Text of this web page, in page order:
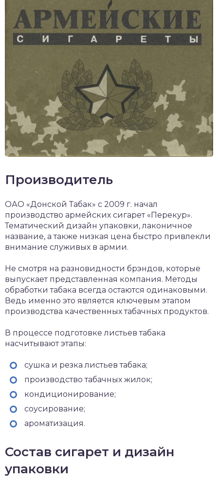
Производитель
ОАО «Донской Табак» с 2009 г. начал
производство армейских сигарет «Перекур».
Тематический дизайн упаковки, лаконичное
название, а также низкая цена быстро привлекли
внимание служивых в армии.
Не смотря на разновидности брэндов, которые
выпускает представленная компания. Методы
обработки табака всегда остаются одинаковыми.
Ведь именно это является ключевым этапом
производства качественных табачных продуктов.
В процессе подготовке листьев табака
насчитывают этапы:
сушка и резка листьев табака;
производство табачных жилок;
кондиционирование;
соусирование;
ароматизация.
Состав сигарет и дизайн
упаковки